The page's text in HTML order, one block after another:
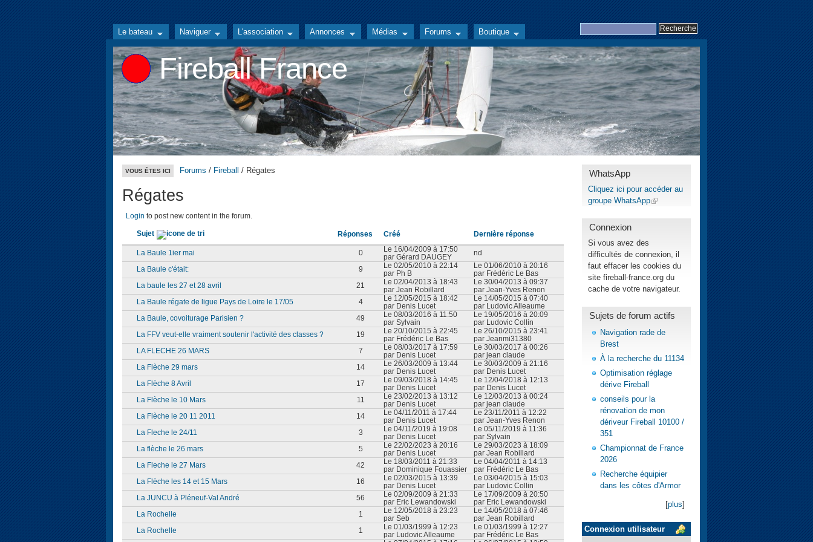
Le bateau Naviguer L'association Annonces Médias Forums Boutique
Fireball France
VOUS ÊTES ICI Forums / Fireball / Régates
Régates
Login to post new content in the forum.
Sujet Réponses Créé Dernière réponse
La Baule 1ier mai 0
Le 16/04/2009 à 17:50
par Gérard DAUGEY
nd
La Baule c'était:
9
Le 02/05/2010 à 22:14
par Ph B
Le 01/06/2010 à 20:16
par Frédéric Le Bas
La baule les 27 et 28 avril
21
Le 02/04/2013 à 18:43
par Jean Robillard
Le 30/04/2013 à 09:37
par Jean-Yves Renon
La Baule régate de ligue Pays de Loire le 17/05
4
Le 12/05/2015 à 18:42
par Denis Lucet
Le 14/05/2015 à 07:40
par Ludovic Alleaume
La Baule, covoiturage Parisien ?
49
Le 08/03/2016 à 11:50
par Sylvain
Le 19/05/2016 à 20:09
par Ludovic Collin
La FFV veut-elle vraiment soutenir l'activité des classes ?
19
Le 20/10/2015 à 22:45
par Frédéric Le Bas
Le 26/10/2015 à 23:41
par Jeanmi31380
LA FLECHE 26 MARS
7
Le 08/03/2017 à 17:59
par Denis Lucet
Le 30/03/2017 à 00:26
par jean claude
La Flèche 29 mars
14
Le 26/03/2009 à 13:44
par Denis Lucet
Le 30/03/2009 à 21:16
par Denis Lucet
La Flèche 8 Avril
17
Le 09/03/2018 à 14:45
par Denis Lucet
Le 12/04/2018 à 12:13
par Denis Lucet
La Flèche le 10 Mars
11
Le 23/02/2013 à 13:12
par Denis Lucet
Le 12/03/2013 à 00:24
par jean claude
La Flèche le 20 11 2011
14
Le 04/11/2011 à 17:44
par Denis Lucet
Le 23/11/2011 à 12:22
par Jean-Yves Renon
La Fleche le 24/11
3
Le 04/11/2019 à 19:08
par Denis Lucet
Le 05/11/2019 à 11:36
par Sylvain
La flèche le 26 mars
5
Le 22/02/2023 à 20:16
par Denis Lucet
Le 29/03/2023 à 18:09
par Jean Robillard
La Fleche le 27 Mars
42
Le 18/03/2011 à 21:33
par Dominique Fouassier
Le 04/04/2011 à 14:13
par Frédéric Le Bas
La Flèche les 14 et 15 Mars
16
Le 02/03/2015 à 13:39
par Denis Lucet
Le 03/04/2015 à 15:03
par Ludovic Collin
La JUNCU à Pléneuf-Val André
56
Le 02/09/2009 à 21:33
par Eric Lewandowski
Le 17/09/2009 à 20:50
par Eric Lewandowski
La Rochelle
1
Le 12/05/2018 à 23:23
par Seb
Le 14/05/2018 à 07:46
par Jean Robillard
La Rochelle
1
Le 01/03/1999 à 12:23
par Ludovic Alleaume
Le 01/03/1999 à 12:27
par Frédéric Le Bas
WhatsApp
Cliquez ici pour accéder au
groupe WhatsApp
Connexion
Si vous avez des
difficultés de connexion, il
faut effacer les cookies du
site fireball-france.org du
cache de votre navigateur.
Sujets de forum actifs
Navigation rade de
Brest
À la recherche du 11134
Optimisation réglage
dérive Fireball
conseils pour la
rénovation de mon
dériveur Fireball 10100 /
351
Championnat de France
2026
Recherche équipier
dans les côtes d'Armor
[plus]
Connexion utilisateur